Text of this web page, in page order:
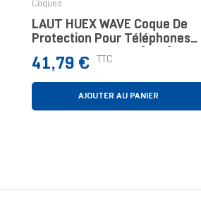
Coques
LAUT HUEX WAVE Coque De
Protection Pour Téléphones
Portables 17,5 Cm (6.9")
Housse Bleu, Rose
Prix
41,79 € TTC
AJOUTER AU PANIER